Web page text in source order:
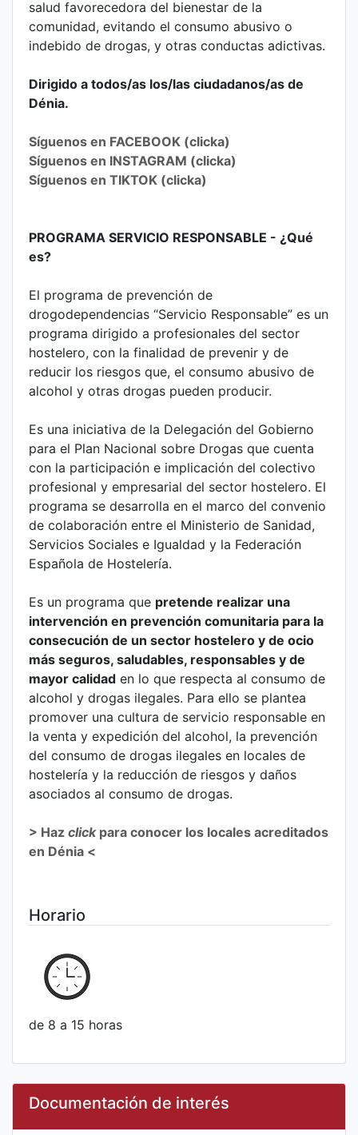
salud favorecedora del bienestar de la
comunidad, evitando el consumo abusivo o
indebido de drogas, y otras conductas adictivas.
Dirigido a todos/as los/las ciudadanos/as de
Dénia.
Síguenos en FACEBOOK (clicka)
Síguenos en INSTAGRAM (clicka)
Síguenos en TIKTOK (clicka)
PROGRAMA SERVICIO RESPONSABLE - ¿Qué
es?
El programa de prevención de
drogodependencias “Servicio Responsable” es un
programa dirigido a profesionales del sector
hostelero, con la finalidad de prevenir y de
reducir los riesgos que, el consumo abusivo de
alcohol y otras drogas pueden producir.
Es una iniciativa de la Delegación del Gobierno
para el Plan Nacional sobre Drogas que cuenta
con la participación e implicación del colectivo
profesional y empresarial del sector hostelero. El
programa se desarrolla en el marco del convenio
de colaboración entre el Ministerio de Sanidad,
Servicios Sociales e Igualdad y la Federación
Española de Hostelería.
Es un programa que pretende realizar una
intervención en prevención comunitaria para la
consecución de un sector hostelero y de ocio
más seguros, saludables, responsables y de
mayor calidad en lo que respecta al consumo de
alcohol y drogas ilegales. Para ello se plantea
promover una cultura de servicio responsable en
la venta y expedición del alcohol, la prevención
del consumo de drogas ilegales en locales de
hostelería y la reducción de riesgos y daños
asociados al consumo de drogas.
> Haz clickpara conocer los locales acreditados
en Dénia <
Horario
de 8 a 15 horas
Documentación de interés